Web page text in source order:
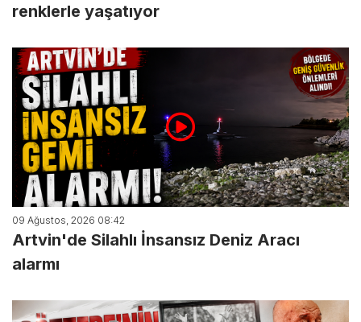
renklerle yaşatıyor
09 Ağustos, 2026 08:42
Artvin'de Silahlı İnsansız Deniz Aracı
alarmı